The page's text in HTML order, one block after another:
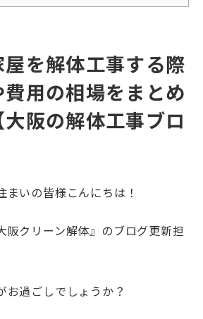
を解体工事する際
用の相場をまとめ
阪の解体工事ブロ
まいの皆様こんにちは！
阪クリーン解体』のブログ更新担
お過ごしでしょうか？